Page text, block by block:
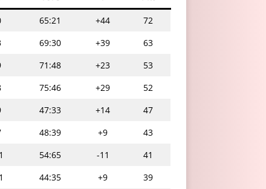
65:21 +44
72
69:30 +39
63
71:48 +23
53
75:46 +29
52
47:33 +14
47
48:39 +9
43
54:65 -11
41
44:35 +9
39